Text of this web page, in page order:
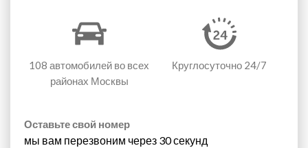
108 автомобилей во всех
районах Москвы
Круглосуточно 24/7
Оставьте свой номер
мы вам перезвоним через 30 секунд